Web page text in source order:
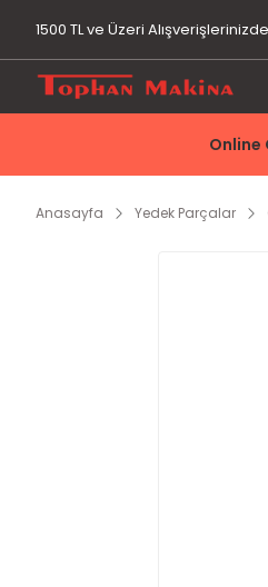
1500 TL ve Üzeri
Online
Anasayfa Yedek Parçalar